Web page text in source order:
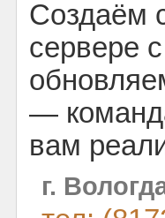
Создаём
сервере
—
вам
г.